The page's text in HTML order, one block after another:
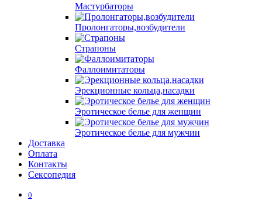
Мастурбаторы
Пролонгаторы,возбудители
Страпоны
Фаллоимитаторы
Эрекционные кольца,насадки
Эротическое белье для женщин
Эротическое белье для мужчин
Доставка
Оплата
Контакты
Сексопедия
0